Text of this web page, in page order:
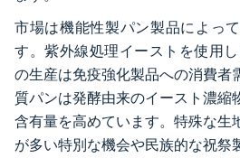
市場は機能性製パン製品によっ
す。紫外線処理イーストを使用
の生産は免疫強化製品への消費者
質パンは発酵由来のイースト濃縮
含有量を高めています。特殊な生
が多い特別な機会や民族的な祝祭